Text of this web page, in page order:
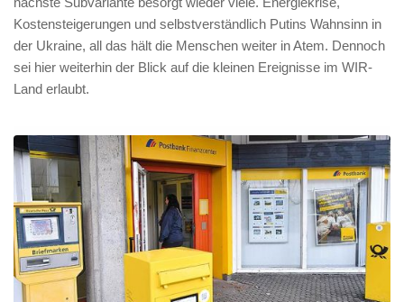
Kostensteigerungen und selbstverständlich Putins Wahnsinn in
der Ukraine, all das hält die Menschen weiter in Atem. Dennoch
sei hier weiterhin der Blick auf die kleinen Ereignisse im WIR-
Land erlaubt.